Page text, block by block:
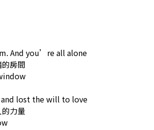
And you’re all alone
房間
lost the will to love
力量